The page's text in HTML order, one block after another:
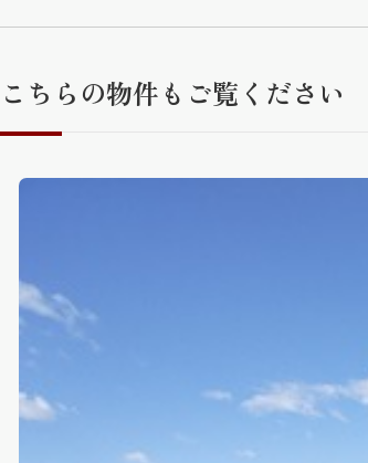
こちらの物件もご覧ください